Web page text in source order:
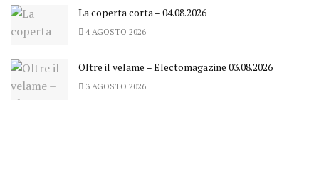
La coperta corta – 04.08.2026
4 AGOSTO 2026
Oltre il velame – Electomagazine 03.08.2026
3 AGOSTO 2026